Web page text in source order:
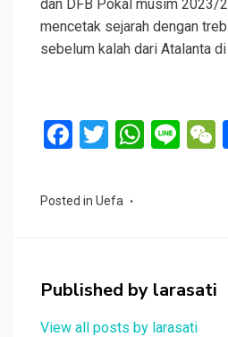
dan DFB Pokal musim 2023/
mencetak sejarah dengan
sebelum kalah dari Atalanta
F
ce
o
k
T
tt
W
p
p
Li
Posted in Uefa
Published by larasati
View all posts by larasati